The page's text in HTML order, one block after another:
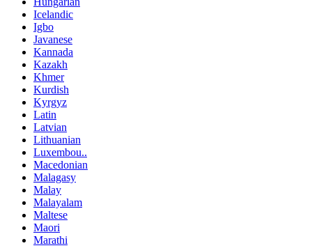
Icelandic
Igbo
Javanese
Kannada
Kazakh
Khmer
Kurdish
Kyrgyz
Latin
Latvian
Lithuanian
Luxembou..
Macedonian
Malagasy
Malay
Malayalam
Maltese
Maori
Marathi